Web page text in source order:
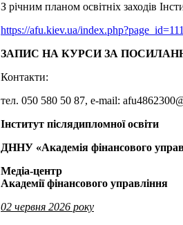
З річним планом освітніх заходів
https://afu.kiev.ua/
ЗАПИС НА КУРСИ ЗА
Контакти:
тел. 050 580 50 87, е-mail:
Інститут післядипломної освіти
ДННУ «Академія фінансового
Медіа-центр
Академії фінансового управління
02 червня 2026 року